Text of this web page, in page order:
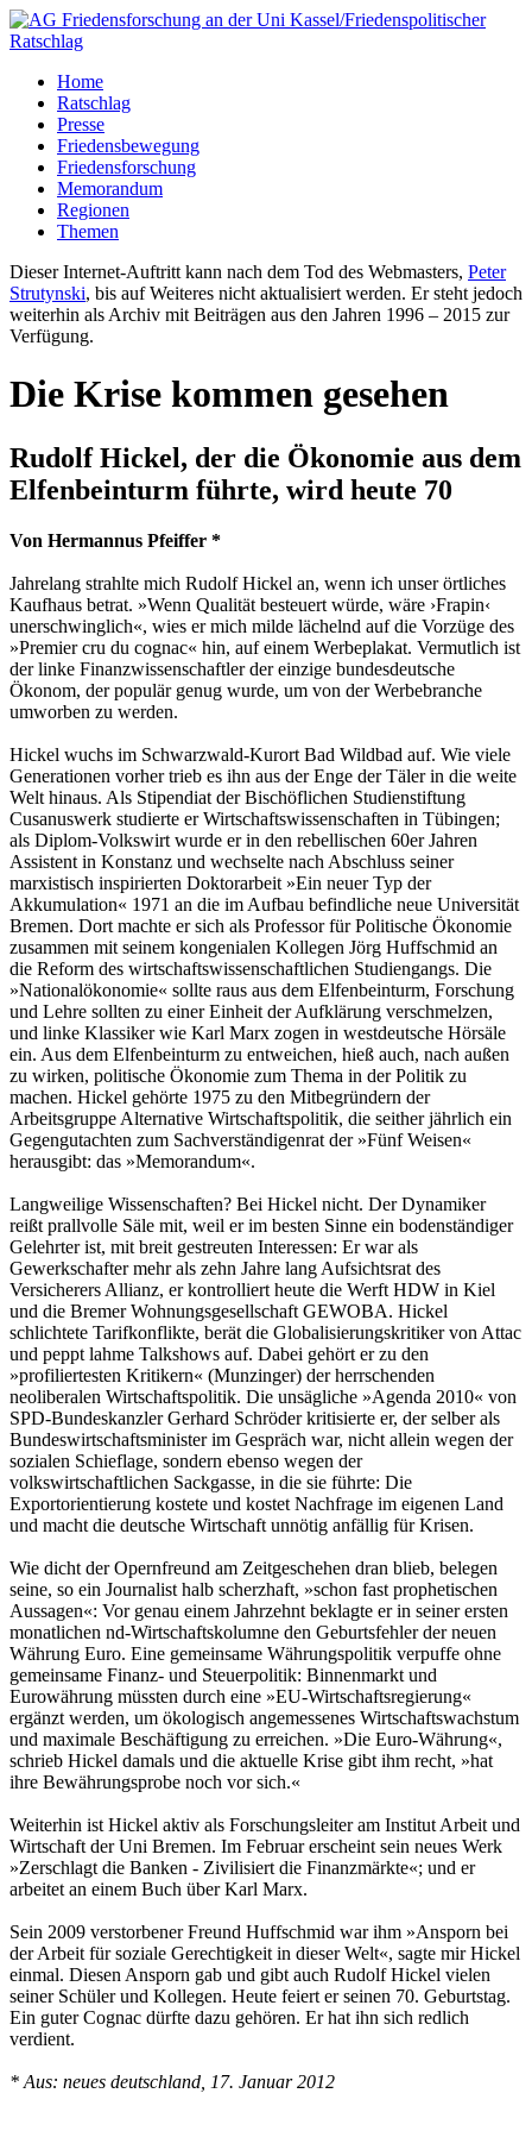
Home
Ratschlag
Presse
Friedensbewegung
Friedensforschung
Memorandum
Regionen
Themen
Dieser Internet-Auftritt kann nach dem Tod des Webmasters, Peter
Strutynski, bis auf Weiteres nicht aktualisiert werden. Er steht jedoch
weiterhin als Archiv mit Beiträgen aus den Jahren 1996 – 2015 zur
Verfügung.
Die Krise kommen gesehen
Rudolf Hickel, der die Ökonomie aus dem
Elfenbeinturm führte, wird heute 70
Von Hermannus Pfeiffer *
Jahrelang strahlte mich Rudolf Hickel an, wenn ich unser örtliches
Kaufhaus betrat. »Wenn Qualität besteuert würde, wäre ›Frapin‹
unerschwinglich«, wies er mich milde lächelnd auf die Vorzüge des
»Premier cru du cognac« hin, auf einem Werbeplakat. Vermutlich ist
der linke Finanzwissenschaftler der einzige bundesdeutsche
Ökonom, der populär genug wurde, um von der Werbebranche
umworben zu werden.
Hickel wuchs im Schwarzwald-Kurort Bad Wildbad auf. Wie viele
Generationen vorher trieb es ihn aus der Enge der Täler in die weite
Welt hinaus. Als Stipendiat der Bischöflichen Studienstiftung
Cusanuswerk studierte er Wirtschaftswissenschaften in Tübingen;
als Diplom-Volkswirt wurde er in den rebellischen 60er Jahren
Assistent in Konstanz und wechselte nach Abschluss seiner
marxistisch inspirierten Doktorarbeit »Ein neuer Typ der
Akkumulation« 1971 an die im Aufbau befindliche neue Universität
Bremen. Dort machte er sich als Professor für Politische Ökonomie
zusammen mit seinem kongenialen Kollegen Jörg Huffschmid an
die Reform des wirtschaftswissenschaftlichen Studiengangs. Die
»Nationalökonomie« sollte raus aus dem Elfenbeinturm, Forschung
und Lehre sollten zu einer Einheit der Aufklärung verschmelzen,
und linke Klassiker wie Karl Marx zogen in westdeutsche Hörsäle
ein. Aus dem Elfenbeinturm zu entweichen, hieß auch, nach außen
zu wirken, politische Ökonomie zum Thema in der Politik zu
machen. Hickel gehörte 1975 zu den Mitbegründern der
Arbeitsgruppe Alternative Wirtschaftspolitik, die seither jährlich ein
Gegengutachten zum Sachverständigenrat der »Fünf Weisen«
herausgibt: das »Memorandum«.
Langweilige Wissenschaften? Bei Hickel nicht. Der Dynamiker
reißt prallvolle Säle mit, weil er im besten Sinne ein bodenständiger
Gelehrter ist, mit breit gestreuten Interessen: Er war als
Gewerkschafter mehr als zehn Jahre lang Aufsichtsrat des
Versicherers Allianz, er kontrolliert heute die Werft HDW in Kiel
und die Bremer Wohnungsgesellschaft GEWOBA. Hickel
schlichtete Tarifkonflikte, berät die Globalisierungskritiker von Attac
und peppt lahme Talkshows auf. Dabei gehört er zu den
»profiliertesten Kritikern« (Munzinger) der herrschenden
neoliberalen Wirtschaftspolitik. Die unsägliche »Agenda 2010« von
SPD-Bundeskanzler Gerhard Schröder kritisierte er, der selber als
Bundeswirtschaftsminister im Gespräch war, nicht allein wegen der
sozialen Schieflage, sondern ebenso wegen der
volkswirtschaftlichen Sackgasse, in die sie führte: Die
Exportorientierung kostete und kostet Nachfrage im eigenen Land
und macht die deutsche Wirtschaft unnötig anfällig für Krisen.
Wie dicht der Opernfreund am Zeitgeschehen dran blieb, belegen
seine, so ein Journalist halb scherzhaft, »schon fast prophetischen
Aussagen«: Vor genau einem Jahrzehnt beklagte er in seiner ersten
monatlichen nd-Wirtschaftskolumne den Geburtsfehler der neuen
Währung Euro. Eine gemeinsame Währungspolitik verpuffe ohne
gemeinsame Finanz- und Steuerpolitik: Binnenmarkt und
Eurowährung müssten durch eine »EU-Wirtschaftsregierung«
ergänzt werden, um ökologisch angemessenes Wirtschaftswachstum
und maximale Beschäftigung zu erreichen. »Die Euro-Währung«,
schrieb Hickel damals und die aktuelle Krise gibt ihm recht, »hat
ihre Bewährungsprobe noch vor sich.«
Weiterhin ist Hickel aktiv als Forschungsleiter am Institut Arbeit und
Wirtschaft der Uni Bremen. Im Februar erscheint sein neues Werk
»Zerschlagt die Banken - Zivilisiert die Finanzmärkte«; und er
arbeitet an einem Buch über Karl Marx.
Sein 2009 verstorbener Freund Huffschmid war ihm »Ansporn bei
der Arbeit für soziale Gerechtigkeit in dieser Welt«, sagte mir Hickel
einmal. Diesen Ansporn gab und gibt auch Rudolf Hickel vielen
seiner Schüler und Kollegen. Heute feiert er seinen 70. Geburtstag.
Ein guter Cognac dürfte dazu gehören. Er hat ihn sich redlich
verdient.
* Aus: neues deutschland, 17. Januar 2012